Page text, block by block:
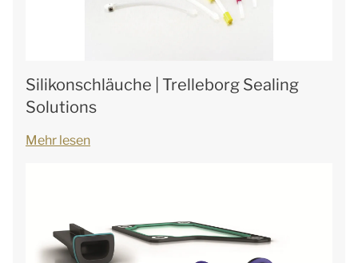
Silikonschläuche | Trelleborg Sealing
Solutions
Mehr lesen